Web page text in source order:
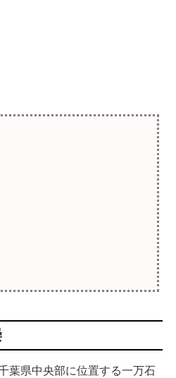
葉県中央部に位置する一万石